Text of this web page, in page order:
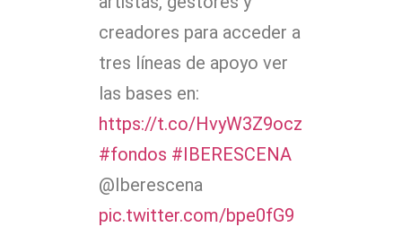
creadores para acceder a
tres líneas de apoyo ver
las bases en:
https://t.co/HvyW3Z9ocz
#fondos #IBERESCENA
@Iberescena
pic.twitter.com/bpe0fG9